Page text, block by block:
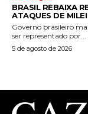
BRASIL REBAIXA
ATAQUES DE
Governo brasileiro
ser representado por...
5 de agosto de 2026